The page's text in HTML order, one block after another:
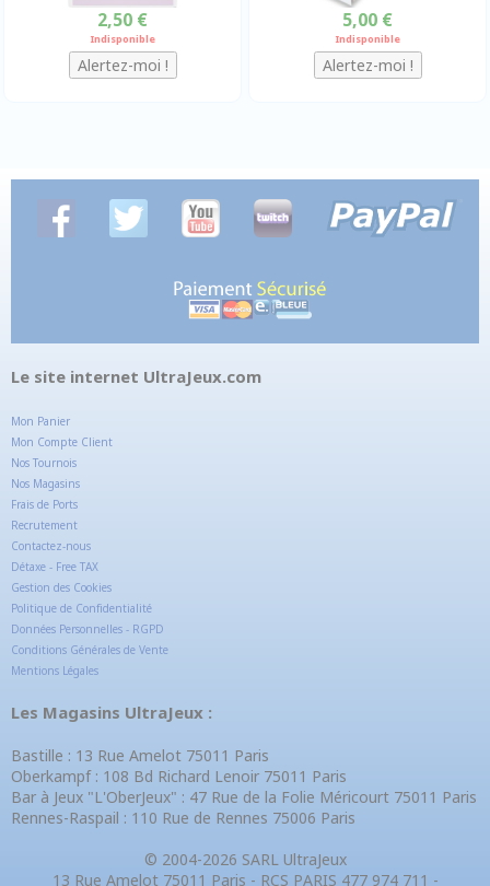
2,50 €
Indisponible
5,00 €
Indisponible
Le site internet UltraJeux.com
Mon Panier
Mon Compte Client
Nos Tournois
Nos Magasins
Frais de Ports
Recrutement
Contactez-nous
Détaxe - Free TAX
Gestion des Cookies
Politique de Confidentialité
Données Personnelles - RGPD
Conditions Générales de Vente
Mentions Légales
Les Magasins UltraJeux :
Bastille : 13 Rue Amelot 75011 Paris
Oberkampf : 108 Bd Richard Lenoir 75011 Paris
Bar à Jeux "L'OberJeux" : 47 Rue de la Folie Méricourt 75011 Paris
Rennes-Raspail : 110 Rue de Rennes 75006 Paris
© 2004-2026 SARL UltraJeux
13 Rue Amelot 75011 Paris - RCS PARIS 477 974 711 -